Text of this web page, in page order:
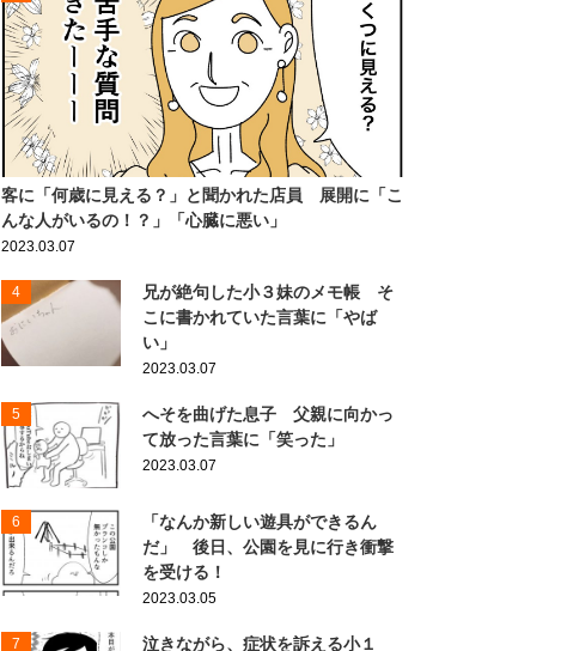
客に「何歳に見える？」と聞かれた店員 展開に「こ
んな人がいるの！？」「心臓に悪い」
2023.03.07
4
兄が絶句した小３妹のメモ帳 そ
こに書かれていた言葉に「やば
い」
2023.03.07
5
へそを曲げた息子 父親に向かっ
て放った言葉に「笑った」
2023.03.07
6
「なんか新しい遊具ができるん
だ」 後日、公園を見に行き衝撃
を受ける！
2023.03.05
7
泣きながら、症状を訴える小１